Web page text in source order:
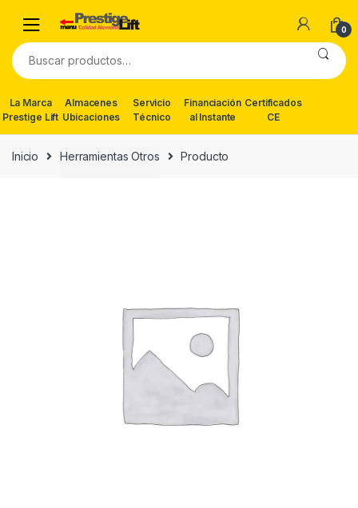
navigation
content
0
Buscar
por:
La Marca
Prestige Lift
Almacenes
Ubicaciones
Servicio
Técnico
Financiación
al Instante
Certificados
CE
Inicio Herramientas Otros Producto